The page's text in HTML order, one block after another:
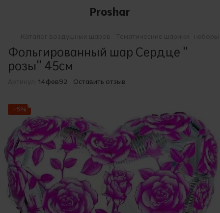
Proshar
Фольгированный шар Сердце "
розы" 45см
14фев92 Оставить отзыв
−5%